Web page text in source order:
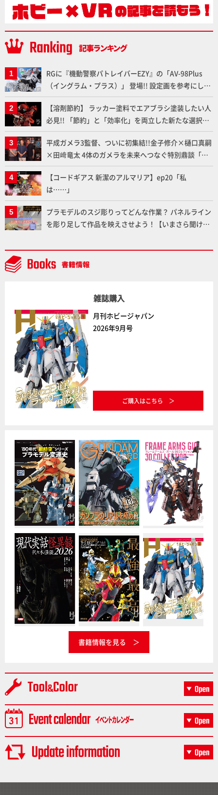
RGに『機動警察パトレイバーEZY』の「AV-98Plus
（イングラム・プラス）」 登場!! 設定画を参考にした
細部のディテールアップやハンドパーツの改造で印象
的なシーンを再現!!
【溶剤節約】 ラッカー塗料でエアブラシ塗装したい人
必見!! 「節約」と「効率化」を両立した新たな選択肢
「カートリッジ式エアーブラシ FLYER-SR2」の使い心
地を「HG ブルーティッシュドッグ」で検証！
平成ガメラ3監督、ついに初集結!!金子修介×樋口真嗣
×田﨑竜太 4体のガメラを未来へつなぐ特別鼎談「ガ
メラ永久保存化プロジェクト FINAL」
【コードギアス 新潔のアルマリア】ep20「私
は……」
プラモデルのスジ彫りってどんな作業？ パネルライン
を彫り足して作品を映えさせよう！【いまさら聞けな
雑誌購入
月刊ホビージャパン
2026年9月号
ご購入はこちら
書籍情報を見る